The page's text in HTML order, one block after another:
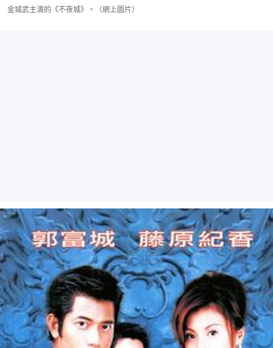
金城武主演的《不夜城》。（網上圖片）